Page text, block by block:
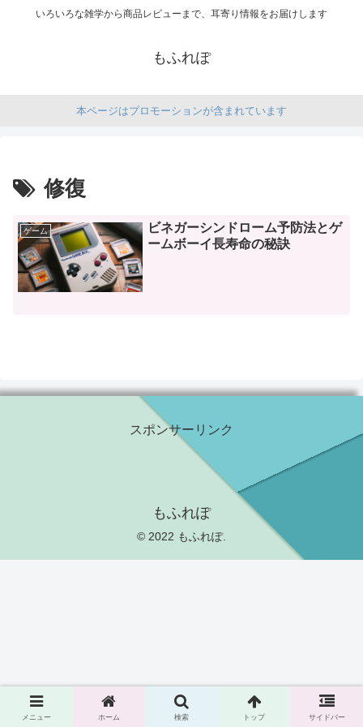
いろいろな雑学から商品レビューまで、耳寄り情報をお届けします
もふれぽ
本ページはプロモーションが含まれています
修復
ゲーム
ビネガーシンドローム予防法とゲ
ームボーイ長寿命の秘訣
スポンサーリンク
もふれぽ
© 2022 もふれぽ.
メニュー ホーム 検索 トップ サイドバー